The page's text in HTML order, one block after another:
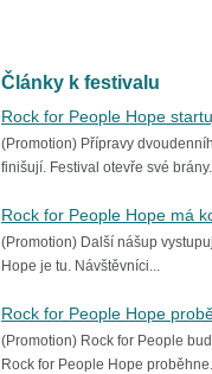
Články k festivalu
Rock for People Hope
(Promotion) Přípravy
finišují. Festival otevře své
Rock for People Hope má
(Promotion) Další nášup
Hope je tu. Návštěvníci...
Rock for People Hope
(Promotion) Rock for People
Rock for People Hope